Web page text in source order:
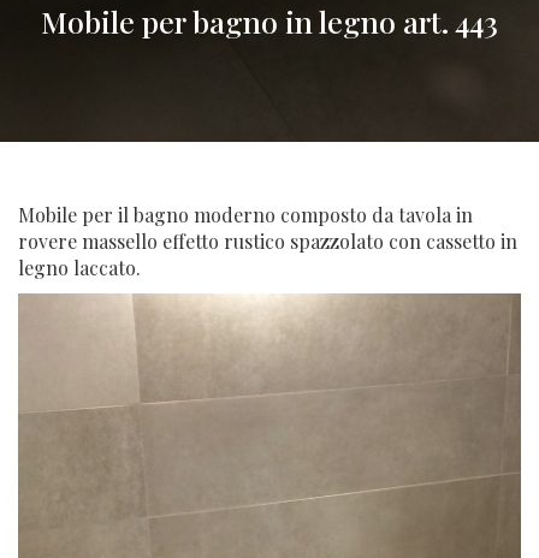
Mobile per bagno in legno art. 443
Mobile per il bagno moderno composto da tavola in
rovere massello effetto rustico spazzolato con cassetto in
legno laccato.